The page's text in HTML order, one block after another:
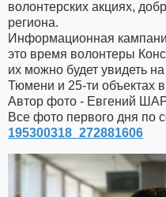
волонтерских акциях,
региона.
Информационная
это время волонтеры
их можно будет увидеть
Тюмени и 25-ти объектах
Автор фото - Евгений
Все фото первого дня по
195300318_272881606